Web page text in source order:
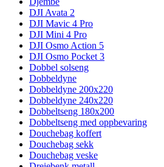
DJI Avata 2
DJI Mavic 4 Pro
DJI Mini 4 Pro
DJI Osmo Action 5
DJI Osmo Pocket 3
Dobbel solseng
Dobbeldyne
Dobbeldyne 200x220
Dobbeldyne 240x220
Dobbeltseng 180x200
Dobbeltseng med oppbevaring
Douchebag koffert
Douchebag sekk
Douchebag veske